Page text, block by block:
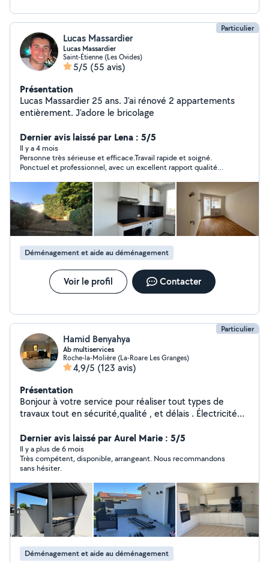
Particulier
Lucas Massardier
Lucas Massardier
Saint-Étienne (Les Ovides)
5/5 (55 avis)
Présentation
Lucas Massardier 25 ans. J'ai rénové 2 appartements
entièrement. J'adore le bricolage
Dernier avis laissé par Lena : 5/5
Il y a 4 mois
Personne très sérieuse et efficace.Travail rapide et soigné.
Ponctuel et professionnel, avec un excellent rapport qualité
Déménagement et aide au déménagement
Voir le profil Contacter
Particulier
Hamid Benyahya
Ab multiservices
Roche-la-Molière (La-Roare Les Granges)
4,9/5 (123 avis)
Présentation
Bonjour à votre service pour réaliser tout types de
travaux tout en sécurité,qualité , et délais . Électricité
neuf. Volet roulant ( manuel, ou électrique ) Serrurier.
(urgence, changement,etc) Plomberie
(urgences,sanitaire bouché) Montage de
meuble(chambre ,cuisine équipée ,table) Tringlerie
(rideaux ,étagère ..) Électroménager lave linge, sèche
linge ( dépannage,petit ou gros) Nettoyages :canapé.
Tonte pelouse , arbuste. Déménagement.
Désencombrement vide cave ,garage. Débarrasse tout
électroménager . Pose parquet flottant,bois, ou
stratifié. Livraison dans toute la France !!! Panne diverses
urgente .
Dernier avis laissé par Aurel Marie : 5/5
Il y a plus de 6 mois
Très compétent, disponible, arrangeant. Nous recommandons
sans hésiter.
Déménagement et aide au déménagement